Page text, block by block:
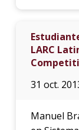
LARC
31 oct.
Manuel